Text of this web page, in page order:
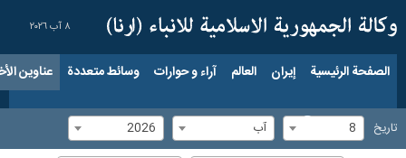
٨ آب ٢٠٢٦
الصفحة الرئيسية إيران العالم آراء و حوارات وسائط متعددة عناوين
تاریخ 8 آب 2026